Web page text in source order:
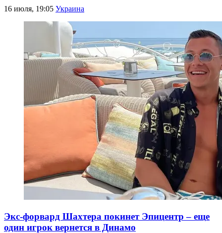
16 июля, 19:05 Украина
Экс-форвард Шахтера покинет Эпицентр – еще
один игрок вернется в Динамо